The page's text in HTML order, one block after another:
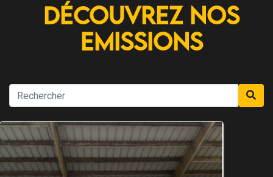
Découvrez nos
Emissions